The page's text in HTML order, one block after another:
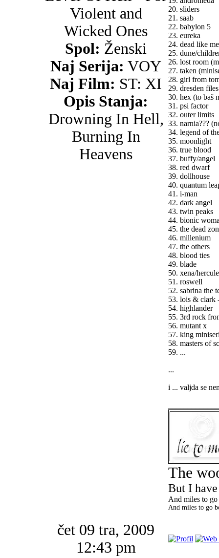
Violent and
Wicked Ones
Spol: Ženski
Naj Serija: VOY
Naj Film: ST: XI
Opis Stanja:
Drowning In Hell,
Burning In
Heavens
20. sliders
21. saab
22. babylon 5
23. eureka
24. dead like
25. dune/
26. lost room
27. taken
28. girl from
29. dresden files
30. hex (to baš
31. psi factor
32. outer limits
33. narnia???
34. legend of
35. moonlight
36. true blood
37. buffy/angel
38. red dwarf
39. dollhouse
40. quantum
41. i-man
42. dark angel
43. twin peaks
44. bionic
45. the dead
46. millenium
47. the others
48. blood ties
49. blade
50. xena/
51. roswell
52. sabrina the
53. lois & clark
54. highlander
55. 3rd rock
56. mutant x
57. king
58. masters of
59. ...
...
i ... valjda se
The
But I
And miles to
And miles to go
čet 09 tra, 2009
12:43 pm